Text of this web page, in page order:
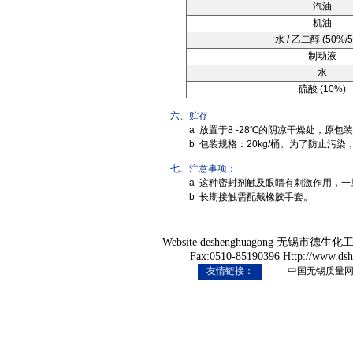
汽油
机油
水 / 乙二醇 (50%/
制动液
水
硫酸 (10%)
六、贮存
a 放置于8 -28℃的阴凉干燥处，原包
b 包装规格：20kg/桶。为了防止污染，
七、注意事项：
a 这种密封剂触及眼睛有刺激作用，
b 长期接触需配戴橡胶手套。
Website deshenghuagong 无锡市德生
Fax:0510-85190396 Http://
友情链接： 中国无锡质量网